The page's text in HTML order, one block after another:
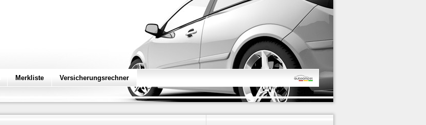
Merkliste Versicherungsrechner